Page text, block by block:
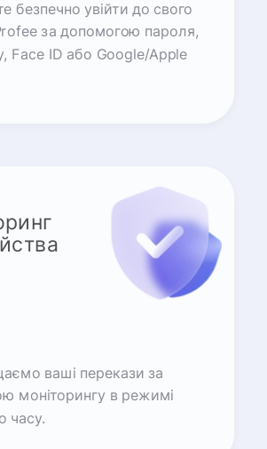
безпечно увійти до свого
за допомогою пароля,
Face ID або Google/Apple
ваші перекази за
моніторингу в режимі
часу.